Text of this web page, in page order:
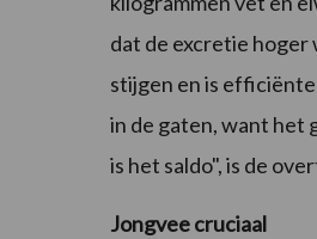
dat de excretie hoger
stijgen en is
in de gaten, want het
is het saldo", is de
Jongvee cruciaal